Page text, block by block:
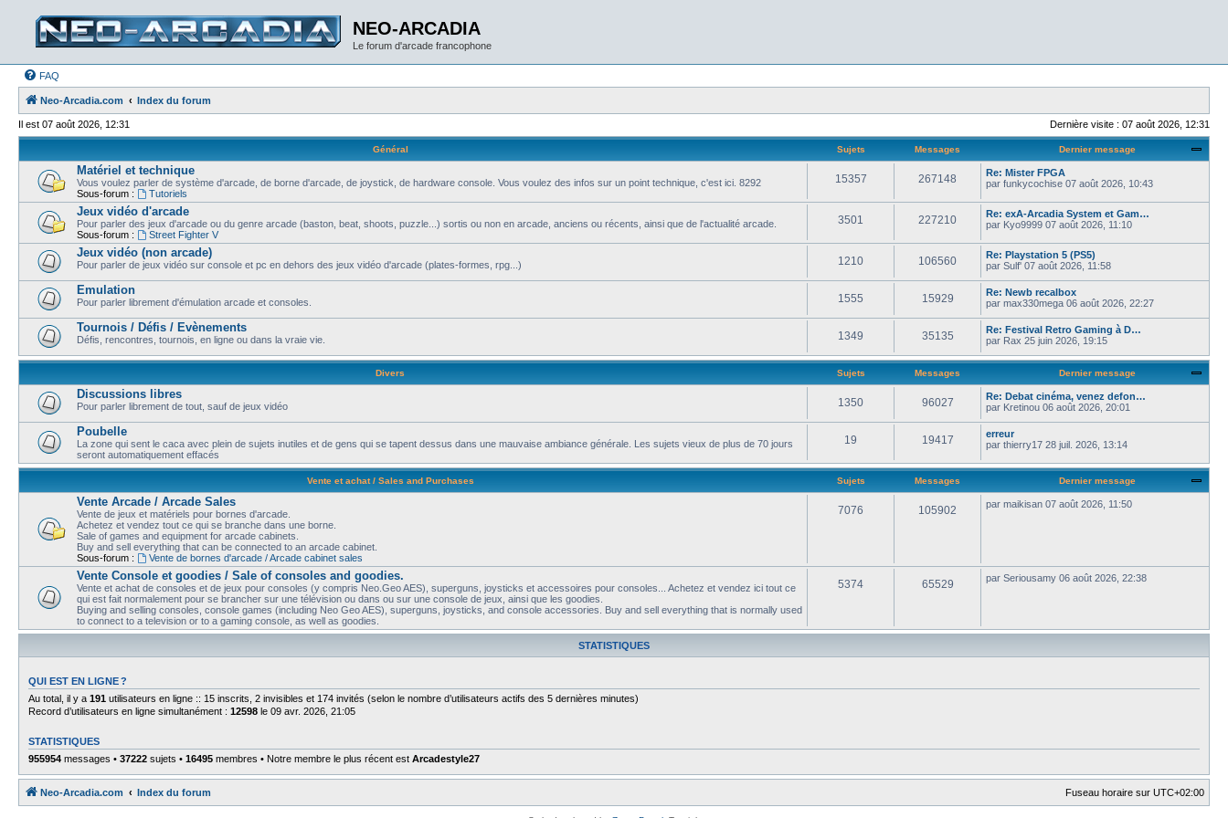
NEO-ARCADIA
Le forum d'arcade francophone
FAQ
Neo-Arcadia.com Index du forum
Dernière visite : 07 août 2026, 12:31
Il est 07 août 2026, 12:31
Général Sujets Messages Dernier message
Matériel et technique
Vous voulez parler de système d'arcade, de borne d'arcade, de joystick, de hardware console. Vous voulez des infos sur un point technique, c'est ici. 8292
Sous-forum :
Tutoriels
15357 267148
Re: Mister FPGA
par funkycochise 07 août 2026, 10:43
Jeux vidéo d'arcade
Pour parler des jeux d'arcade ou du genre arcade (baston, beat, shoots, puzzle...) sortis ou non en arcade, anciens ou récents, ainsi que de l'actualité arcade.
Sous-forum :
Street Fighter V
3501 227210
Re: exA-Arcadia System et Gam…
par Kyo9999 07 août 2026, 11:10
Jeux vidéo (non arcade)
Pour parler de jeux vidéo sur console et pc en dehors des jeux vidéo d'arcade (plates-formes, rpg...) 1210 106560
Re: Playstation 5 (PS5)
par Sulf' 07 août 2026, 11:58
Emulation
Pour parler librement d'émulation arcade et consoles. 1555 15929
Re: Newb recalbox
par max330mega 06 août 2026, 22:27
Tournois / Défis / Evènements
Défis, rencontres, tournois, en ligne ou dans la vraie vie. 1349 35135
Re: Festival Retro Gaming à D…
par Rax 25 juin 2026, 19:15
Divers Sujets Messages Dernier message
Discussions libres
Pour parler librement de tout, sauf de jeux vidéo 1350 96027
Re: Debat cinéma, venez defon…
par Kretinou 06 août 2026, 20:01
Poubelle
La zone qui sent le caca avec plein de sujets inutiles et de gens qui se tapent dessus dans une mauvaise ambiance générale. Les sujets vieux de plus de 70 jours
seront automatiquement effacés
19 19417
erreur
par thierry17 28 juil. 2026, 13:14
Vente et achat / Sales and Purchases Sujets Messages Dernier message
Vente Arcade / Arcade Sales
Vente de jeux et matériels pour bornes d'arcade.
Achetez et vendez tout ce qui se branche dans une borne.
Sale of games and equipment for arcade cabinets.
Buy and sell everything that can be connected to an arcade cabinet.
Sous-forum :
Vente de bornes d'arcade / Arcade cabinet sales
7076 105902 par maikisan 07 août 2026, 11:50
Vente Console et goodies / Sale of consoles and goodies.
Vente et achat de consoles et de jeux pour consoles (y compris Neo.Geo AES), superguns, joysticks et accessoires pour consoles... Achetez et vendez ici tout ce
qui est fait normalement pour se brancher sur une télévision ou dans ou sur une console de jeux, ainsi que les goodies.
Buying and selling consoles, console games (including Neo Geo AES), superguns, joysticks, and console accessories. Buy and sell everything that is normally used
to connect to a television or to a gaming console, as well as goodies.
5374 65529 par Seriousamy 06 août 2026, 22:38
STATISTIQUES
QUI EST EN LIGNE ?
Au total, il y a 191 utilisateurs en ligne :: 15 inscrits, 2 invisibles et 174 invités (selon le nombre d’utilisateurs actifs des 5 dernières minutes)
Record d’utilisateurs en ligne simultanément : 12598 le 09 avr. 2026, 21:05
STATISTIQUES
955954 messages • 37222 sujets • 16495 membres • Notre membre le plus récent est Arcadestyle27
Neo-Arcadia.com Index du forum Fuseau horaire sur UTC+02:00